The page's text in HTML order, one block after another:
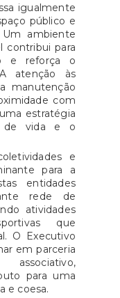
igualmente
público e
ambiente
contribui para
e reforça o
atenção às
manutenção
com
estratégia
de vida e o
e
para a
entidades
rede de
atividades
que
O Executivo
em parceria
para uma
e coesa.